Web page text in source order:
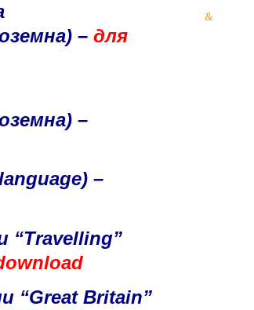
– для
–
–
“Travelling”
“Great Britain”
&